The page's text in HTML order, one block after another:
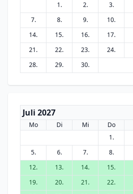
1.
2. 3.
7.
8. 9. 10.
14.
15. 16. 17.
21.
22. 23. 24.
28.
29. 30.
Juli 2027
Mo Di Mi Do
1.
5.
6. 7. 8.
12.
13. 14. 15.
19.
20. 21. 22.